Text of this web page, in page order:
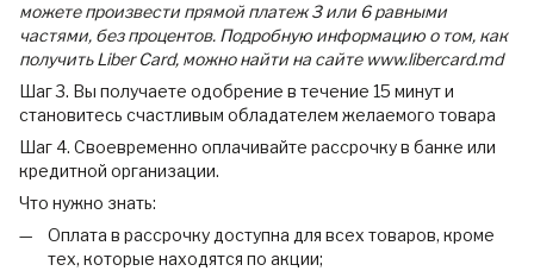
можете произвести прямой платеж 3 или 6 равными
частями, без процентов. Подробную информацию о том, как
получить Liber Card, можно найти на сайте www.libercard.md
Шаг 3. Вы получаете одобрение в течение 15 минут и
становитесь счастливым обладателем желаемого товара
Шаг 4. Своевременно оплачивайте рассрочку в банке или
кредитной организации.
Что нужно знать:
Оплата в рассрочку доступна для всех товаров, кроме
тех, которые находятся по акции;